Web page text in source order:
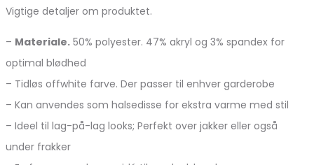
Vigtige detaljer om produktet.
– Materiale. 50% polyester. 47% akryl og 3% spandex for
optimal blødhed
– Tidløs offwhite farve. Der passer til enhver garderobe
– Kan anvendes som halsedisse for ekstra varme med stil
– Ideel til lag-på-lag looks; Perfekt over jakker eller også
under frakker